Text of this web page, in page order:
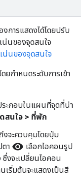
การแสดงได้โดยปรับ
น่นของจุดสนใจ
น่นของจุดสนใจ
กำหนดระดับการเข้า
ระกอบในแผนที่จุดที่น่า
สนใจ > ที่พัก
งจะควบคุมโดยปุ่ม
ตา visibility เลือกไอคอนรูป
ซึ่งจะเปลี่ยนไอคอน
เริ่มต้นจะแสดงเป็นสี